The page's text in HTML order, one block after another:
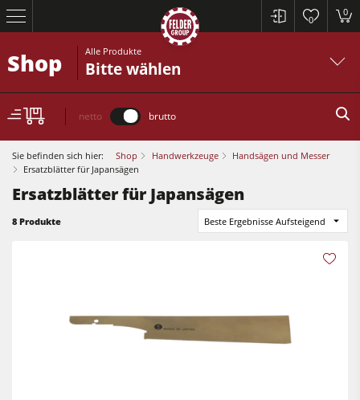
0
0
Kreissägen und Formatkreissägen
Kreissäge-Fräsmaschinen
Kreissägen und Formatkreissägen
Shop Alle Produkte
Bitte wählen
netto brutto
Sie befinden sich hier: Shop Handwerkzeuge
Handsägen und Messer
Ersatzblätter für Japansägen
Ersatzblätter für Japansägen
8 Produkte Beste Ergebnisse Aufsteigend